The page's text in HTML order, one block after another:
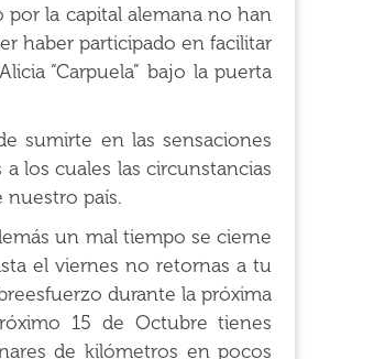
la capital alemana no han
haber participado en facilitar
“Carpuela” bajo la puerta
sumirte en las sensaciones
los cuales las circunstancias
nuestro país.
un mal tiempo se cierne
el viernes no retornas a tu
durante la próxima
15 de Octubre tienes
de kilómetros en pocos